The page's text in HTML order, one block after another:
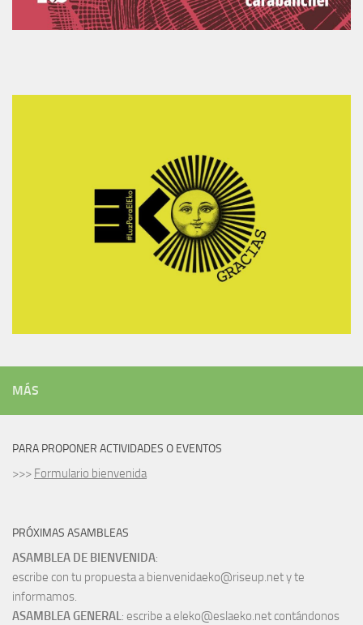
MÁS
PARA PROPONER ACTIVIDADES O EVENTOS
>>> Formulario bienvenida
PRÓXIMAS ASAMBLEAS
ASAMBLEA DE BIENVENIDA:
escribe con tu propuesta a bienvenidaeko@riseup.net y te
informamos.
ASAMBLEA GENERAL: escribe a eleko@eslaeko.net contándonos